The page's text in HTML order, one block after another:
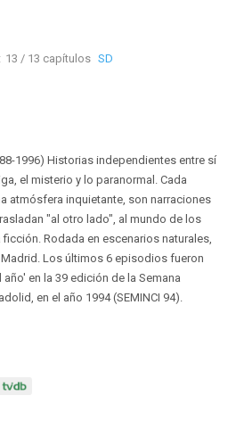
13 / 13 capítulos SD
1996) Historias independientes entre sí
el misterio y lo paranormal. Cada
atmósfera inquietante, son narraciones
"al otro lado", al mundo de los
Rodada en escenarios naturales,
Los últimos 6 episodios fueron
en la 39 edición de la Semana
en el año 1994 (SEMINCI 94).